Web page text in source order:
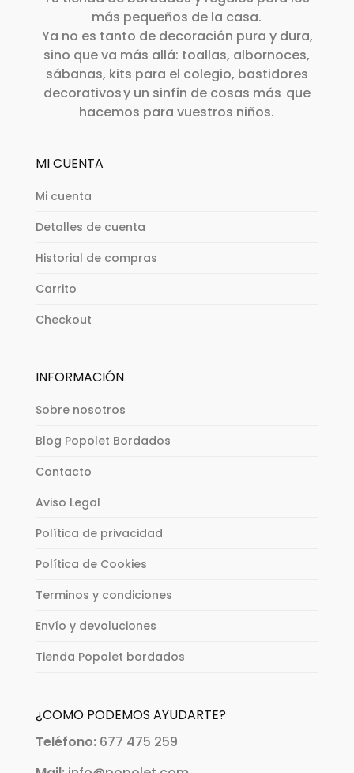
más pequeños de la casa.
Ya no es tanto de decoración pura y dura,
sino que va más allá: toallas, albornoces,
sábanas, kits para el colegio, bastidores
decorativos y un sinfín de cosas más que
hacemos para vuestros niños.
MI CUENTA
Mi cuenta
Detalles de cuenta
Historial de compras
Carrito
Checkout
INFORMACIÓN
Sobre nosotros
Blog Popolet Bordados
Contacto
Aviso Legal
Política de privacidad
Política de Cookies
Terminos y condiciones
Envío y devoluciones
Tienda Popolet bordados
¿COMO PODEMOS AYUDARTE?
Teléfono:677 475 259